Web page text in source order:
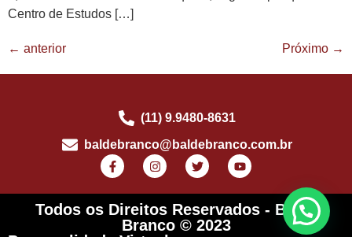
Centro de Estudos […]
← anterior Próximo →
(11) 9.9480-8631
baldebranco@baldebranco.com.br
Todos os Direitos Reservados - Balde
Branco © 2023